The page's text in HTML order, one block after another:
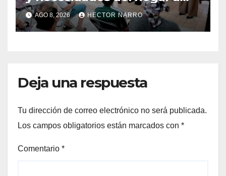
familias de Cabo San Lucas
AGO 8, 2026 HECTOR NARRO
Deja una respuesta
Tu dirección de correo electrónico no será publicada.
Los campos obligatorios están marcados con *
Comentario *